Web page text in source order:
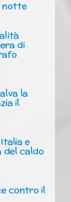
notte
di
la
il
e
del caldo
contro il